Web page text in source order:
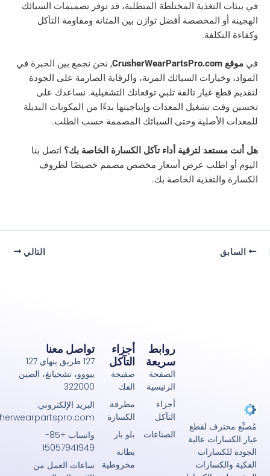
المختلطة المتطلبة، قد توفر تصميمات السبائك
المخصصة أفضل توازن بين المتانة ومقاومة التآكل
, نحن نجمع بين الخبرة في
السبائك المرنة، والرقابة الصارمة على الجودة
غيار تالفة تلبي توقعاتك التشغيلية. نساعدك على
تشغيل المعدات وإنتاجيتها بدءًا من المكونات البديلة
وحتى السبائك المصممة حسب الطلب.
لترقية أداء تآكل الكسارة الخاصة بك؟ اتصل بنا
اطلب عرض أسعار مخصص مصمم خصيصًا لظروف
الخاصة بك.
لقطع
عالية
أجزاء
التآكل
صفيحة
الفك
مطرقة
الكسارة
بلو بار
الصناعات
تواصل معنا
127 طريق ينهاي 127
ييووو، تشجيانغ، الصين
322000
البريد الإلكتروني:
john@crusherwearpartspro.com
واتساب +85-
15057941949
ساعات العمل من